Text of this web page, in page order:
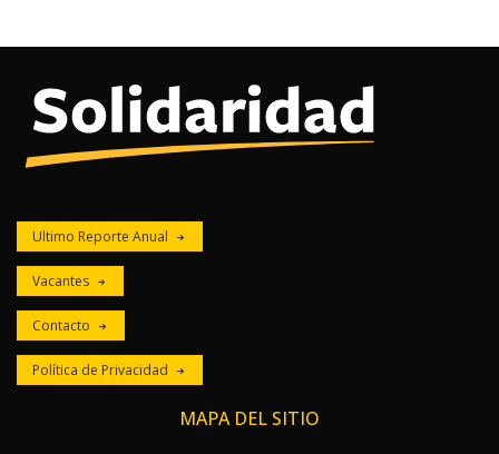
Ultimo Reporte Anual
Vacantes
Contacto
Política de Privacidad
MAPA DEL SITIO